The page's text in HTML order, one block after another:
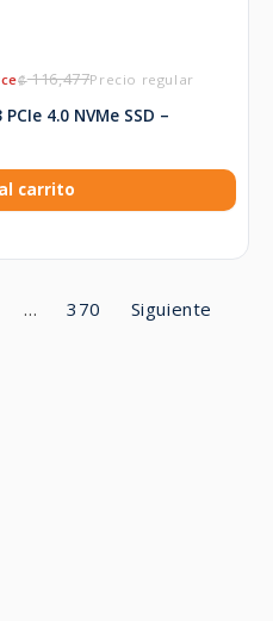
₡116,477
4.0 NVMe SSD –
carrito
… 370 Siguiente